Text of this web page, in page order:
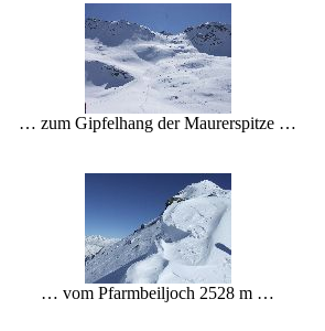
… zum Gipfelhang der Maurerspitze …
… vom Pfarmbeiljoch 2528 m …